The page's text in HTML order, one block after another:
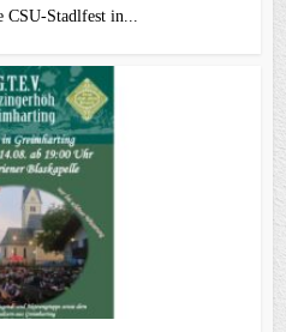
CSU-Stadlfest in...